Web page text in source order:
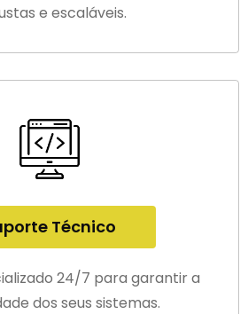
e escaláveis.
Técnico
24/7 para garantir a
dos seus sistemas.